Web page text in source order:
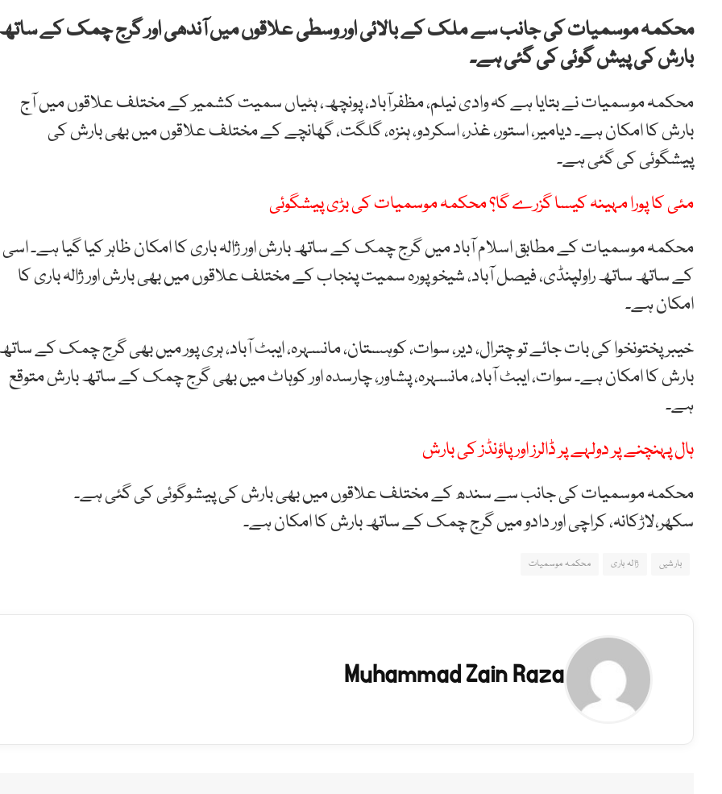
محکمہ موسمیات کی جانب سے ملک کے بالائی اور وسطی علاقوں میں آندھی اور گرج چمک کے
بارش کی پیش گوئی کی گئی ہے۔
محکمہ موسمیات نے بتایا ہے کہ وادی نیلم، مظفرآباد، پونچھ، ہٹیاں سمیت کشمیر کے مختلف علاقوں میں آج
بارش کا امکان ہے۔ دیامیر، استور، غذر، اسکردو، ہنزہ، گلگت، گھانچے کے مختلف علاقوں میں بھی بارش کی
پیشگوئی کی گئی ہے۔
مئی کا پورا مہینہ کیسا گزرے گا؟ محکمہ موسمیات کی بڑی پیشگوئی
محکمہ موسمیات کے مطابق اسلام آباد میں گرج چمک کے ساتھ بارش اور ژالہ باری کا امکان ظاہر کیا گیا ہے۔ اسی
کے ساتھ ساتھ راولپنڈی، فیصل آباد، شیخوپورہ سمیت پنجاب کے مختلف علاقوں میں بھی بارش اور ژالہ باری کا
امکان ہے۔
خیبر پختونخوا کی بات جائے تو چترال، دیر، سوات، کوہستان، مانسہرہ، ایبٹ آباد، ہری پور میں بھی گرج چمک کے
بارش کا امکان ہے۔ سوات، ایبٹ آباد، مانسہرہ، پشاور، چارسدہ اور کوہاٹ میں بھی گرج چمک کے ساتھ بارش متوقع
ہے۔
ہال پہنچنے پر دولہے پر ڈالرز اور پاؤنڈز کی بارش
محکمہ موسمیات کی جانب سے سندھ کے مختلف علاقوں میں بھی بارش کی پیشوگوئی کی گئی ہے۔
سکھر،لاڑکانہ، کراچی اور دادو میں گرج چمک کے ساتھ بارش کا امکان ہے۔
بارشیں ژالہ باری محکمہ موسمیات
Muhammad Zain Raza